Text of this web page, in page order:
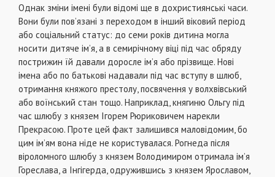
Однак зміни імені були відомі ще в дохристиянські часи.
Вони були пов’язані з переходом в інший віковий період
або соціальний статус: до семи років дитина могла
носити дитяче ім’я, а в семирічному віці під час обряду
пострижин їй давали доросле ім’я або прізвище. Нові
імена або по батькові надавали під час вступу в шлюб,
отримання княжого престолу, посвячення у волхвівський
або воїнський стан тощо. Наприклад, княгиню Ольгу під
час шлюбу з князем Ігорем Рюриковичем нарекли
Прекрасою. Проте цей факт залишився маловідомим, бо
цим ім’ям вона ніде не користувалася. Рогнеда після
віроломного шлюбу з князем Володимиром отримала ім’я
Гореслава, а Інгігерда, одружившись з князем Ярославом,